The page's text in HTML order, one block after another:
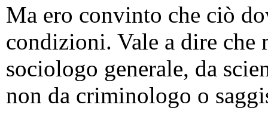
Ma ero convinto che ciò
condizioni. Vale a dire che
sociologo generale, da
non da criminologo o